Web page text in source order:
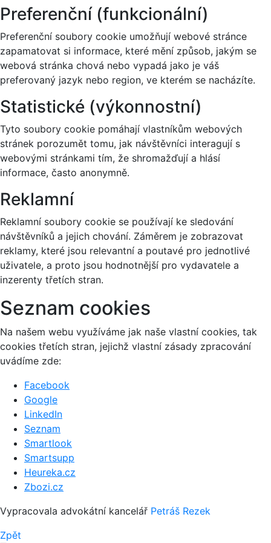
Preferenční (funkcionální)
Preferenční soubory cookie umožňují webové stránce
zapamatovat si informace, které mění způsob, jakým se
webová stránka chová nebo vypadá jako je váš
preferovaný jazyk nebo region, ve kterém se nacházíte.
Statistické (výkonnostní)
Tyto soubory cookie pomáhají vlastníkům webových
stránek porozumět tomu, jak návštěvníci interagují s
webovými stránkami tím, že shromažďují a hlásí
informace, často anonymně.
Reklamní
Reklamní soubory cookie se používají ke sledování
návštěvníků a jejich chování. Záměrem je zobrazovat
reklamy, které jsou relevantní a poutavé pro jednotlivé
uživatele, a proto jsou hodnotnější pro vydavatele a
inzerenty třetích stran.
Seznam cookies
Na našem webu využíváme jak naše vlastní cookies, tak
cookies třetích stran, jejichž vlastní zásady zpracování
uvádíme zde:
Facebook
Google
LinkedIn
Seznam
Smartlook
Smartsupp
Heureka.cz
Zbozi.cz
Vypracovala advokátní kancelář Petráš Rezek
Zpět